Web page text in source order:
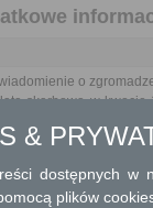
o
skarbowa w
wnosi się do
&
dostępnych w
plików